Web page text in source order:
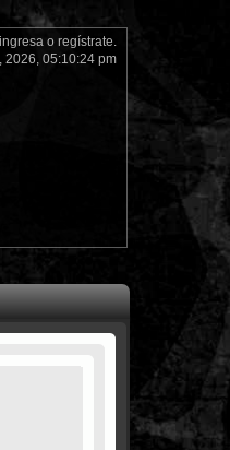
ingresao regístrate.
2026, 05:10:24 pm